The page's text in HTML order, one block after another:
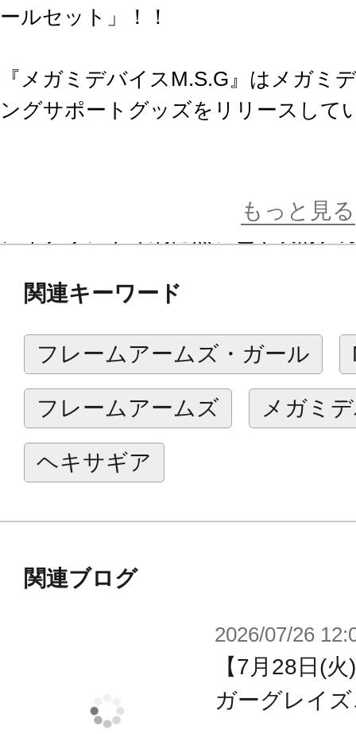
ールセット」！！
『メガミデバイスM.S.G』はメガミ
ングサポートグッズをリリースして
もちろんPUNI☆MOFU トゥ以外の
※本製品はメガミデバイス用デカー
商品のみで本体は完成しません。
※本製品は再生産です。
※画像は試作品です。実際の商品と
もっと見る
関連キーワード
フレームアームズ・ガール
フレームアームズ メガミ
ヘキサギア
関連ブログ
2026/07/26
【7月28日(
ガーグレイ